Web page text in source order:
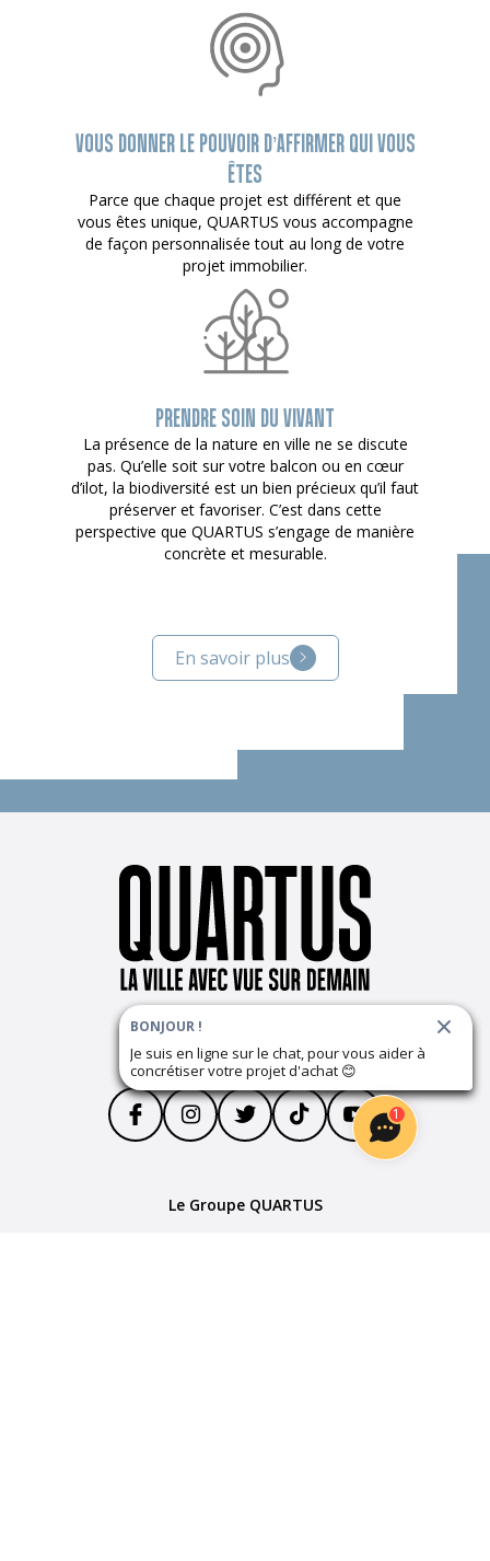
VOUS DONNER LE POUVOIR D’AFFIRMER QUI VOUS
ÊTES
Parce que chaque projet est différent et que
vous êtes unique, QUARTUS vous accompagne
de façon personnalisée tout au long de votre
projet immobilier.
PRENDRE SOIN DU VIVANT
La présence de la nature en ville ne se discute
pas. Qu’elle soit sur votre balcon ou en cœur
d’ilot, la biodiversité est un bien précieux qu’il faut
préserver et favoriser. C’est dans cette
perspective que QUARTUS s’engage de manière
concrète et mesurable.
En savoir plus
Suivez notre actualité
Le Groupe QUARTUS
1
BONJOUR !
Je suis en ligne sur le chat, pour vous aider à
concrétiser votre projet d'achat 😊